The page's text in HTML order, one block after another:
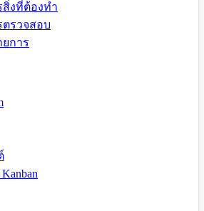
สิ่งที่ต้องทำ
ตรวจสอบ
ยการ